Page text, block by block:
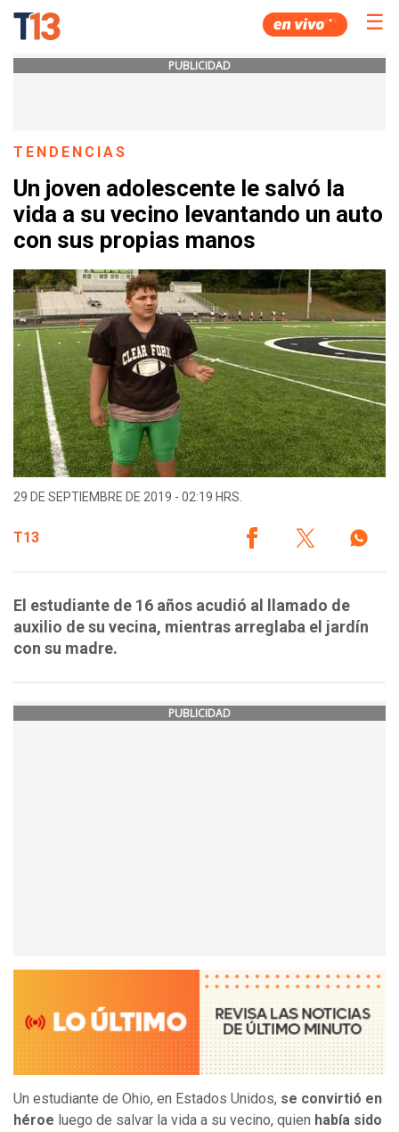
☰
PUBLICIDAD
TENDENCIAS
Un joven adolescente le salvó la
vida a su vecino levantando un auto
con sus propias manos
29 DE SEPTIEMBRE DE 2019 - 02:19 HRS.
T13
El estudiante de 16 años acudió al llamado de
auxilio de su vecina, mientras arreglaba el jardín
con su madre.
PUBLICIDAD
Un estudiante de Ohio, en Estados Unidos, se convirtió en
héroe luego de salvar la vida a su vecino, quien había sido